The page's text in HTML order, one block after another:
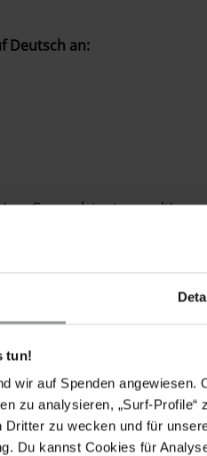
tun!
wir auf Spenden
zu analysieren, „Surf-
Dritter zu wecken und für
Du kannst Cookies für
Deutsch an:
Generalstaatsanwalt)